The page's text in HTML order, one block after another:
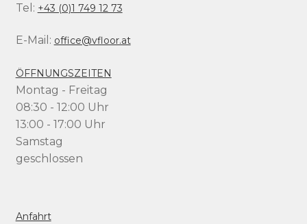
Tel: +43 (0)1 749 12 73
E-Mail: office@vfloor.at
ÖFFNUNGSZEITEN
Montag - Freitag
08:30 - 12:00 Uhr
13:00 - 17:00 Uhr
Samstag
geschlossen
Anfahrt